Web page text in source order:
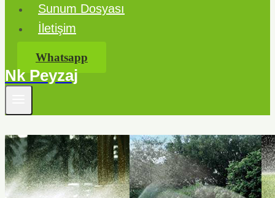
Sunum Dosyası
İletişim
Whatsapp
Nk Peyzaj